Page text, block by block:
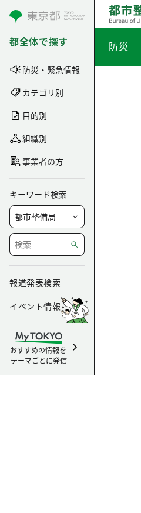
コンテンツにスキップ
都全体で探す
防災・緊急情報
カテゴリ別
目的別
組織別
事業者の方
キーワード検索
報道発表検索
イベント情報
おすすめの情報を
テーマごとに発信
防災